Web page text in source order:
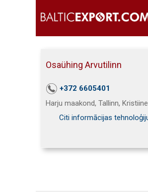
Osaühing Arvutilinn
+372 6605401
Harju maakond, Tallinn,
Citi informācijas